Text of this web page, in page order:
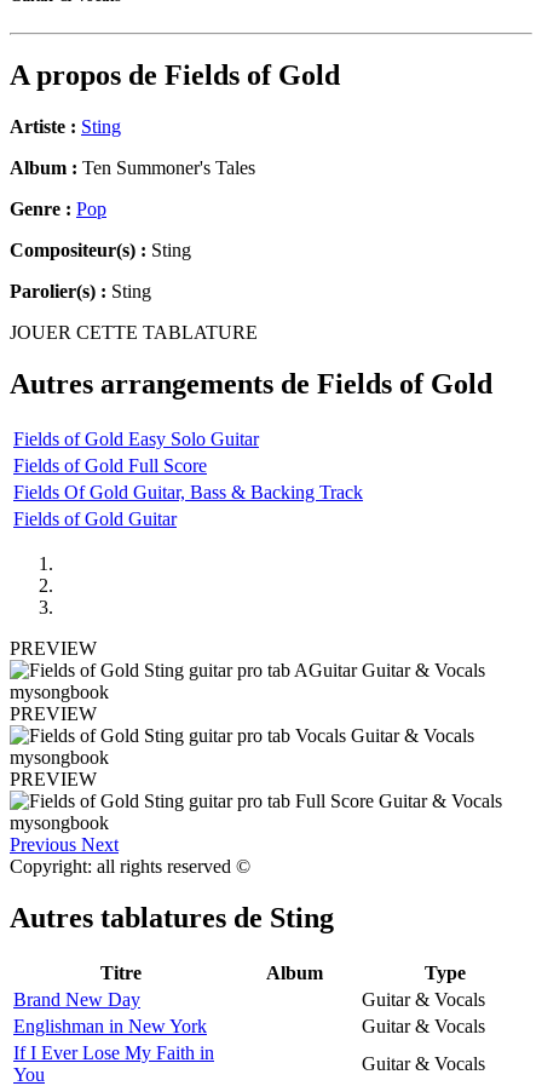
A propos de Fields of Gold
Artiste : Sting
Album : Ten Summoner's Tales
Genre : Pop
Compositeur(s) : Sting
Parolier(s) : Sting
JOUER CETTE TABLATURE
Autres arrangements de Fields of Gold
Fields of Gold Easy Solo Guitar
Fields of Gold Full Score
Fields Of Gold Guitar, Bass & Backing Track
Fields of Gold Guitar
PREVIEW
PREVIEW
PREVIEW
Previous Next
Copyright: all rights reserved ©
Autres tablatures de Sting
Titre Album
Type
Brand New Day
Guitar & Vocals
Englishman in New York
Guitar & Vocals
If I Ever Lose My Faith in
You
Guitar & Vocals